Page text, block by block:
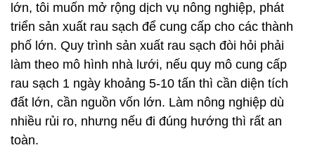
lớn, tôi muốn mở rộng dịch vụ nông nghiệp, phát
triển sản xuất rau sạch để cung cấp cho các thành
phố lớn. Quy trình sản xuất rau sạch đòi hỏi phải
làm theo mô hình nhà lưới, nếu quy mô cung cấp
rau sạch 1 ngày khoảng 5-10 tấn thì cần diện tích
đất lớn, cần nguồn vốn lớn. Làm nông nghiệp dù
nhiều rủi ro, nhưng nếu đi đúng hướng thì rất an
toàn.